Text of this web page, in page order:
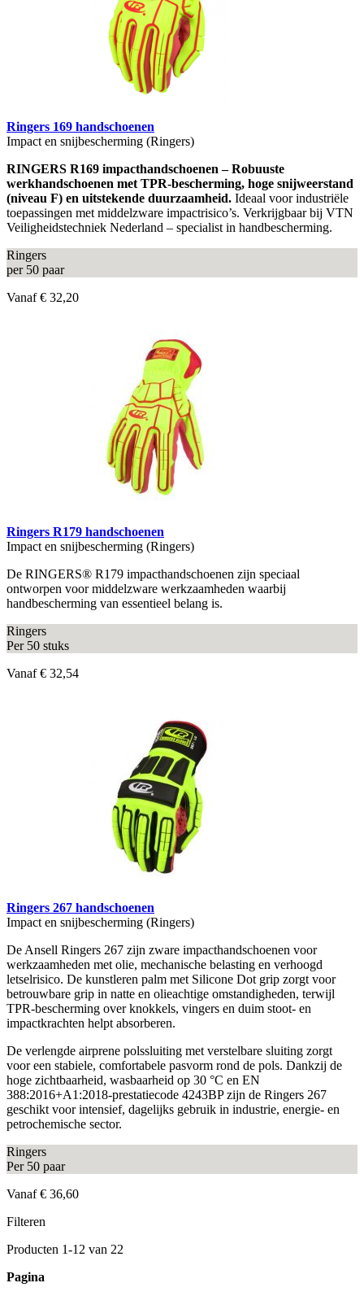
Ringers 169 handschoenen
Impact en snijbescherming (Ringers)
RINGERS R169 impacthandschoenen – Robuuste
werkhandschoenen met TPR-bescherming, hoge snijweerstand
(niveau F) en uitstekende duurzaamheid. Ideaal voor industriële
toepassingen met middelzware impactrisico’s. Verkrijgbaar bij VTN
Veiligheidstechniek Nederland – specialist in handbescherming.
Ringers
per 50 paar
Vanaf € 32,20
Ringers R179 handschoenen
Impact en snijbescherming (Ringers)
De RINGERS® R179 impacthandschoenen zijn speciaal
ontworpen voor middelzware werkzaamheden waarbij
handbescherming van essentieel belang is.
Ringers
Per 50 stuks
Vanaf € 32,54
Ringers 267 handschoenen
Impact en snijbescherming (Ringers)
De Ansell Ringers 267 zijn zware impacthandschoenen voor
werkzaamheden met olie, mechanische belasting en verhoogd
letselrisico. De kunstleren palm met Silicone Dot grip zorgt voor
betrouwbare grip in natte en olieachtige omstandigheden, terwijl
TPR-bescherming over knokkels, vingers en duim stoot- en
impactkrachten helpt absorberen.
De verlengde airprene polssluiting met verstelbare sluiting zorgt
voor een stabiele, comfortabele pasvorm rond de pols. Dankzij de
hoge zichtbaarheid, wasbaarheid op 30 °C en EN
388:2016+A1:2018-prestatiecode 4243BP zijn de Ringers 267
geschikt voor intensief, dagelijks gebruik in industrie, energie- en
petrochemische sector.
Ringers
Per 50 paar
Vanaf € 36,60
Filteren
Producten 1-12 van 22
Pagina